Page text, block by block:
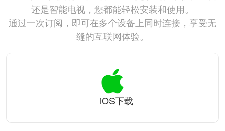
还是智能电视，您都能轻松安装和使用。
通过一次订阅，即可在多个设备上同时连接，享受无
缝的互联网体验。
iOS下载